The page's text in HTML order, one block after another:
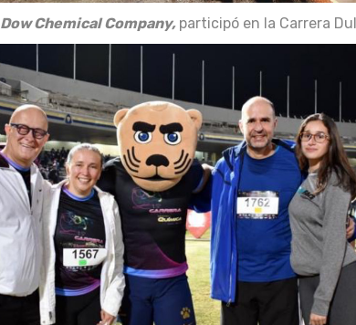
Dow Chemical Company,participó en la Carrera